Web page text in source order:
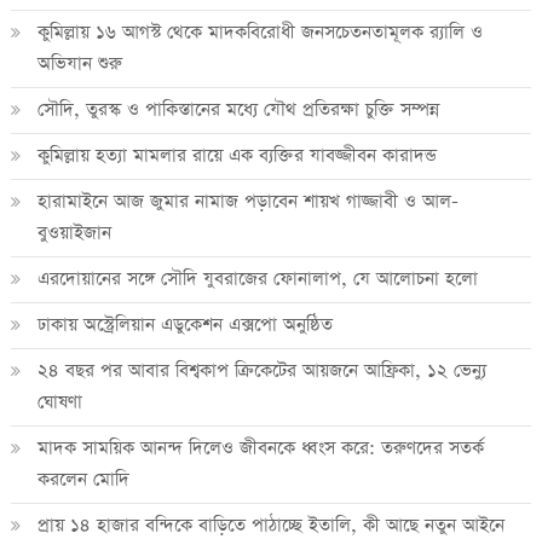
কুমিল্লায় ১৬ আগস্ট থেকে মাদকবিরোধী জনসচেতনতামূলক র‍্যালি ও
অভিযান শুরু
সৌদি, তুরস্ক ও পাকিস্তানের মধ্যে যৌথ প্রতিরক্ষা চুক্তি সম্পন্ন
কুমিল্লায় হত্যা মামলার রায়ে এক ব্যক্তির যাবজ্জীবন কারাদন্ড
হারামাইনে আজ জুমার নামাজ পড়াবেন শায়খ গাজ্জাবী ও আল-
বুওয়াইজান
এরদোয়ানের সঙ্গে সৌদি যুবরাজের ফোনালাপ, যে আলোচনা হলো
ঢাকায় অস্ট্রেলিয়ান এডুকেশন এক্সপো অনুষ্ঠিত
২৪ বছর পর আবার বিশ্বকাপ ক্রিকে‌টের আয়জনে আফ্রিকা, ১২ ভেন্যু
ঘোষণা
মাদক সাময়িক আনন্দ দিলেও জীবনকে ধ্বংস করে: তরুণদের সতর্ক
করলেন মোদি
প্রায় ১৪ হাজার বন্দিকে বাড়িতে পাঠাচ্ছে ইতালি, কী আছে নতুন আইনে